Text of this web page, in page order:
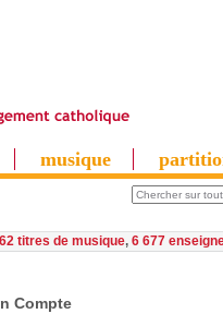
musique
titres de musique, 6 677
Compte